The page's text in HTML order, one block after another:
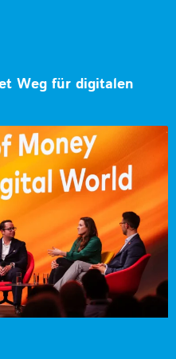
Weg für digitalen